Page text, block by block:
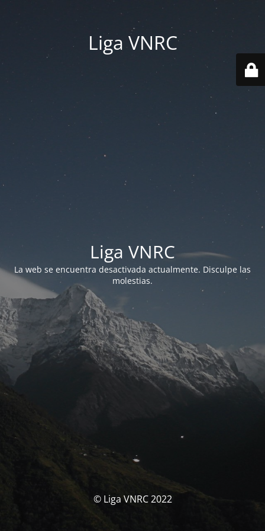
Liga VNRC
Liga VNRC
La web se encuentra desactivada actualmente. Disculpe las
molestias.
© Liga VNRC 2022